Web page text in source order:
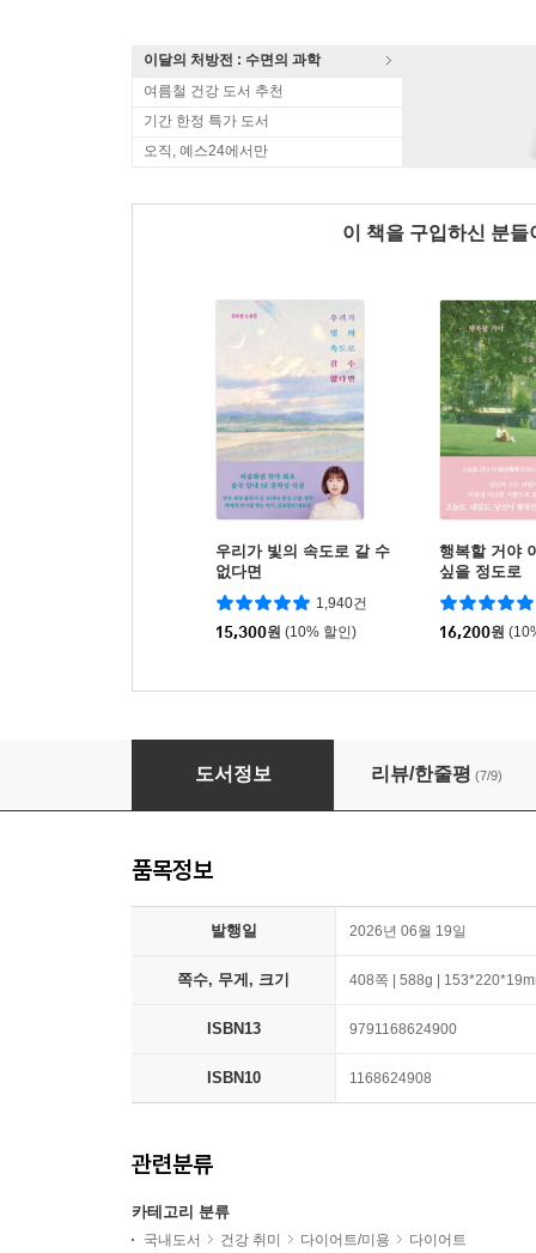
이달의 처방전 : 수면의 과학
여름철 건강 도서 추천
기간 한정 특가 도서
오직, 예스24에서만
이 책을 구입하신 분
우리가 빛의 속도로 갈 수
없다면
1,940건
15,300원 (10% 할인)
행복할 거야
싶을 정도로
16,200원
비만코드
도서정보 리뷰/한줄평 (7/9)
품목정보
발행일 2026년 06월 19일
쪽수, 무게, 크기 408쪽 | 588g |
ISBN13 9791168624900
ISBN10 1168624908
관련분류
카테고리 분류
국내도서 건강 취미 다이어트/미용
다이어트